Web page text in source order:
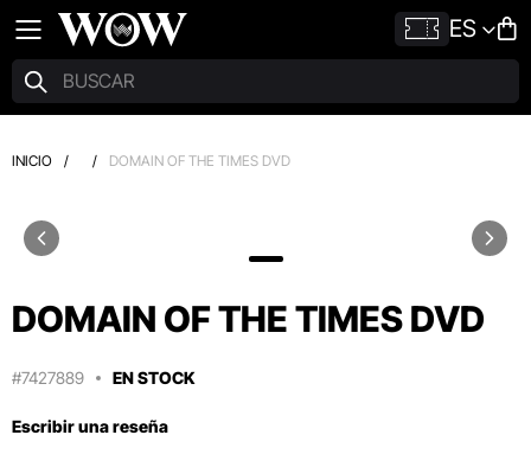
ES
INICIO / / DOMAIN OF THE TIMES DVD
DOMAIN OF THE TIMES DVD
#7427889 EN STOCK
Escribir una reseña